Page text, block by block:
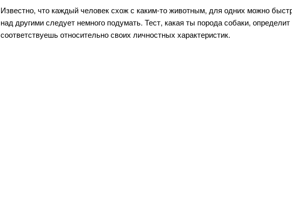
Известно, что каждый человек схож с каким-то животным, для одних можно
над другими следует немного подумать. Тест, какая ты порода собаки,
соответствуешь относительно своих личностных характеристик.